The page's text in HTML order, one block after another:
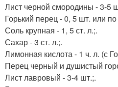
Лист черной смородины - 3-5
Горький перец - 0, 5 шт. или по
Соль крупная - 1, 5 ст. л.;.
Сахар - 3 ст. л.;.
Лимонная кислота - 1 ч. л. (с
Перец черный и душистый
Лист лавровый - 3-4 шт.;.